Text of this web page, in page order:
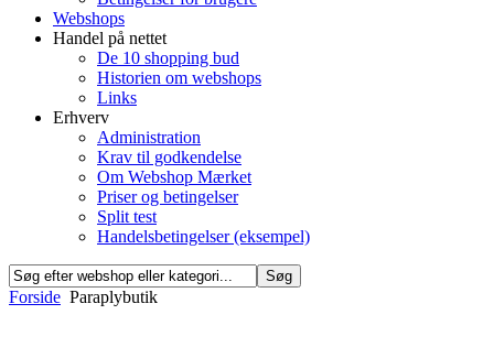
Webshops
Handel på nettet
De 10 shopping bud
Historien om webshops
Links
Erhverv
Administration
Krav til godkendelse
Om Webshop Mærket
Priser og betingelser
Split test
Handelsbetingelser (eksempel)
Forside Paraplybutik